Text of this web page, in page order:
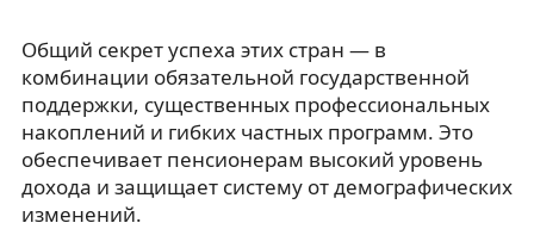
Общий секрет успеха этих стран — в
комбинации обязательной государственной
поддержки, существенных профессиональных
накоплений и гибких частных программ. Это
обеспечивает пенсионерам высокий уровень
дохода и защищает систему от демографических
изменений.